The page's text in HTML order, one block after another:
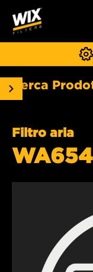
Cerca
Filtro aria